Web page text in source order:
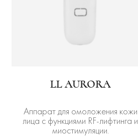
LL AURORA
Аппарат для омоложения кожи
лица c функциями RF-лифтинга и
миостимуляции.